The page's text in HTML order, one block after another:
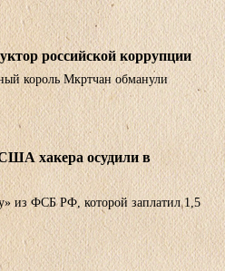
российской коррупции
король Мкртчан обманули
хакера осудили в
из ФСБ РФ, которой заплатил 1,5